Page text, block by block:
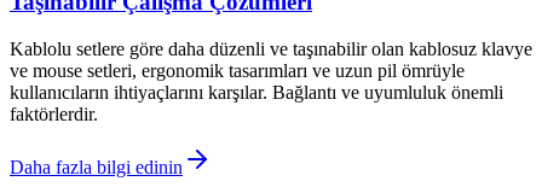
Kablolu setlere göre daha düzenli ve taşınabilir olan kablosuz klavye
ve mouse setleri, ergonomik tasarımları ve uzun pil ömrüyle
kullanıcıların ihtiyaçlarını karşılar. Bağlantı ve uyumluluk önemli
faktörlerdir.
Daha fazla bilgi edinin